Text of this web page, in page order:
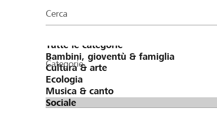
della
Cerca
Categorie